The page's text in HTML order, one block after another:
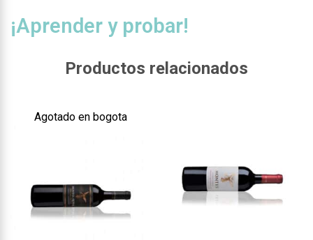
¡Aprender y probar!
Productos relacionados
Agotado en bogota